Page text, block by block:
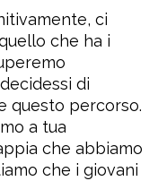
ci
che ha i
di
questo percorso.
a tua
che abbiamo
che i giovani